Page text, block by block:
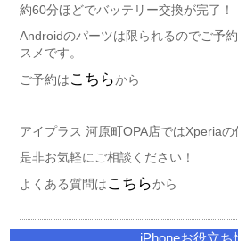
約60分ほどでバッテリー交換が完了！
Androidのパーツは限られるのでご予
スメです。
ご予約はこちらから
アイプラス 河原町OPA店ではXperiaの
是非お気軽にご相談ください！
よくある質問はこちらから
iPhoneお役立ち